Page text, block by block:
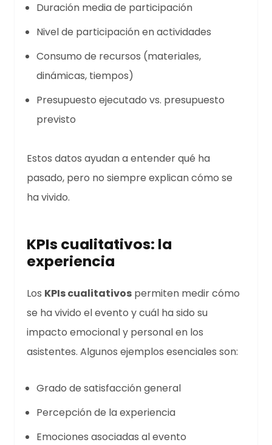
Duración media de participación
Nivel de participación en actividades
Consumo de recursos (materiales,
dinámicas, tiempos)
Presupuesto ejecutado vs. presupuesto
previsto
Estos datos ayudan a entender qué ha
pasado, pero no siempre explican cómo se
ha vivido.
KPIs cualitativos: la
experiencia
Los KPIs cualitativos permiten medir cómo
se ha vivido el evento y cuál ha sido su
impacto emocional y personal en los
asistentes. Algunos ejemplos esenciales son:
Grado de satisfacción general
Percepción de la experiencia
Emociones asociadas al evento